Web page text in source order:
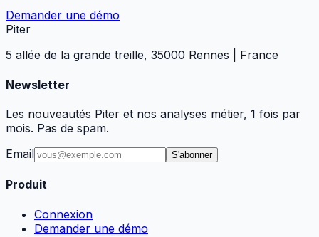
Demander une démo
Piter
5 allée de la grande treille, 35000 Rennes | France
Newsletter
Les nouveautés Piter et nos analyses métier, 1 fois par
mois. Pas de spam.
Email
S'abonner
Produit
Connexion
Demander une démo